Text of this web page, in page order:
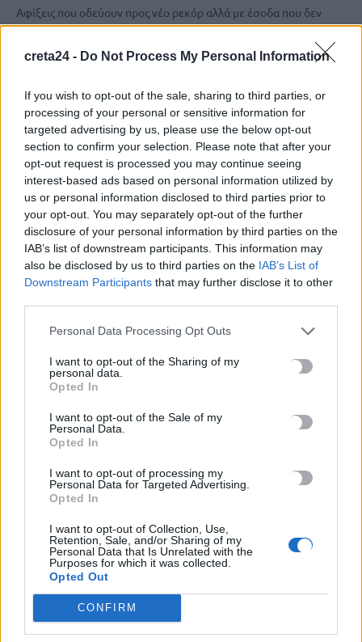
creta24 - Do Not Process My Personal Information
If you wish to opt-out of the sale, sharing to third parties, or
processing of your personal or sensitive information for
targeted advertising by us, please use the below opt-out
section to confirm your selection. Please note that after your
opt-out request is processed you may continue seeing
interest-based ads based on personal information utilized by
us or personal information disclosed to third parties prior to
your opt-out. You may separately opt-out of the further
disclosure of your personal information by third parties on the
IAB’s list of downstream participants. This information may
also be disclosed by us to third parties on the IAB’s List of
Downstream Participants that may further disclose it to other
Personal Data Processing Opt Outs
I want to opt-out of the Sharing of my
personal data.
Opted In
I want to opt-out of the Sale of my
Personal Data.
Opted In
I want to opt-out of processing my
Personal Data for Targeted Advertising.
Opted In
I want to opt-out of Collection, Use,
Retention, Sale, and/or Sharing of my
Personal Data that Is Unrelated with the
Purposes for which it was collected.
Opted Out
CONFIRM
Αφίξεις που οδεύουν προς νέο ρεκόρ αλλά με έσοδα που δεν
αποτυπώνουν τα θετικά αυτά δεδομένα, δείχνει ο…
Newsroom 14 Οκτωβρίου, 2025
ΤΟΥΡΙΣΜΟΣ
Τουρισμός: Νέο ρεκόρ τουριστικών
εισπράξεων – «Μικρό καλάθι» από τους
ξενοδόχους
Προς νέο ρεκόρ εισπράξεων οδεύει ο ελληνικός τουρισμός, ο
οποίος στο επτάμηνο Ιανουαρίου–Ιουλίου 2025 κατέγραψε νέα
Newsroom 23 Σεπτεμβρίου, 2025